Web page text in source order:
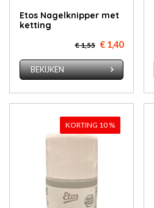
Etos Na­gel­knip­per met
ket­ting
€ 1,55 € 1,40
BEKIJKEN
KORTING 10 %